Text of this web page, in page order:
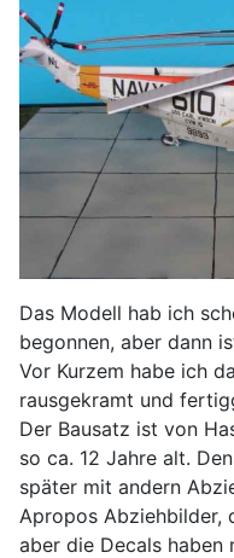
Das Modell hab ich
begonnen, aber dann
Vor Kurzem habe ich
rausgekramt und
Der Bausatz ist von
so ca. 12 Jahre alt.
später mit andern
Apropos Abziehbilder,
aber die Decals haben